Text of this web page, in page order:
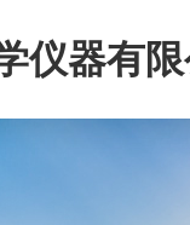
仪器有